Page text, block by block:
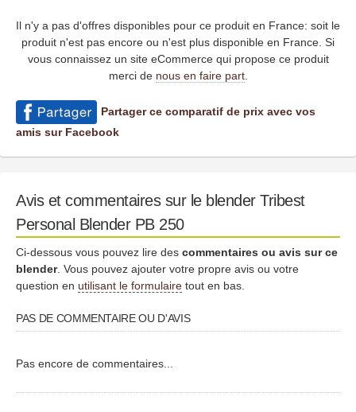
Il n'y a pas d'offres disponibles pour ce produit en France: soit le
produit n'est pas encore ou n'est plus disponible en France. Si
vous connaissez un site eCommerce qui propose ce produit
merci de nous en faire part.
Partager ce comparatif de prix avec vos
amis sur Facebook
Avis et commentaires sur le blender Tribest
Personal Blender PB 250
Ci-dessous vous pouvez lire des commentaires ou avis sur ce
blender. Vous pouvez ajouter votre propre avis ou votre
question en utilisant le formulaire tout en bas.
PAS DE COMMENTAIRE OU D'AVIS
Pas encore de commentaires...